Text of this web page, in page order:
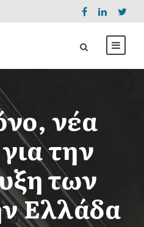
νέα
την
των
Ελλάδα